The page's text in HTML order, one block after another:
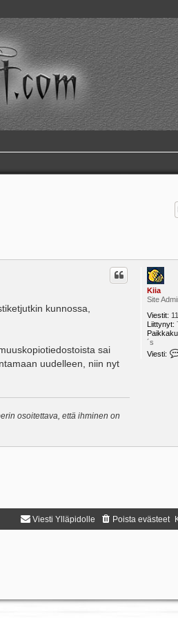
Kiia
Site
Viestit:
Liittynyt:
´s
Viesti:
kunnossa,
sai
uudelleen, niin nyt
osoitettava, että ihminen on
Poista evästeet
Viesti Ylläpidolle